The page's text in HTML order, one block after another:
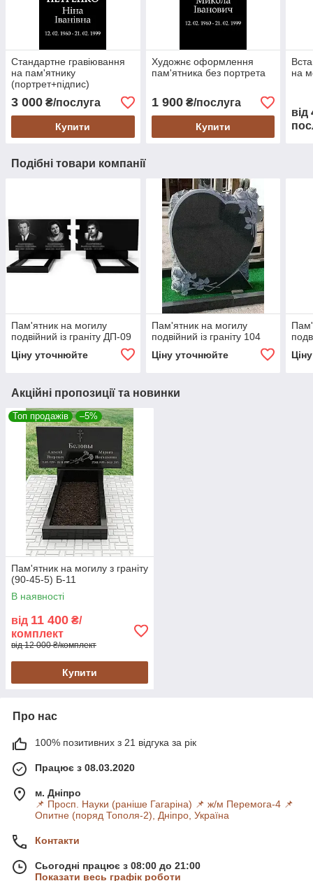
Стандартне гравіювання
на пам'ятнику
(портрет+підпис)
3 000 ₴/послуга
Купити
Художнє оформлення
пам'ятника без портрета
1 900₴/послуга
Купити
на
від
Подібні товари компанії
Пам'ятник на могилу
подвійний із граніту ДП-09
Ціну уточнюйте
Пам'ятник на могилу
подвійний із граніту 104
Ціну уточнюйте
Акційні пропозиції та новинки
Топ продажів –5%
Пам'ятник на могилу з граніту
(90-45-5) Б-11
В наявності
від 11 400 ₴/
комплект
від 12 000 ₴/комплект
Купити
Про нас
100% позитивних з 21 відгука за рік
Працює з 08.03.2020
м. Дніпро
📌 Просп. Науки (раніше Гагаріна) 📌 ж/м Перемога-4 📌
Опитне (поряд Тополя-2), Дніпро, Україна
Контакти
Сьогодні працює з 08:00 до 21:00
Показати весь графік роботи